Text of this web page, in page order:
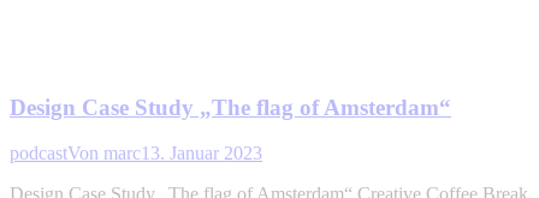
Design Case Study „The flag of Amsterdam“
podcastVon marc13. Januar 2023